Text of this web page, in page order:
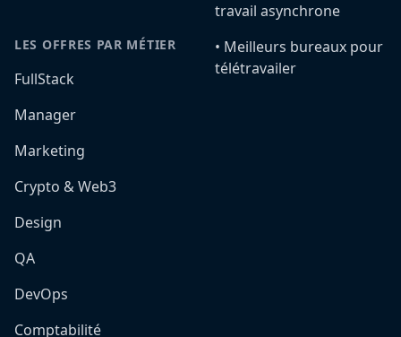
LES OFFRES PAR MÉTIER
FullStack
Manager
Marketing
Crypto & Web3
Design
QA
DevOps
Comptabilité
travail asynchrone
•️ Meilleurs bureaux pour
télétravailer